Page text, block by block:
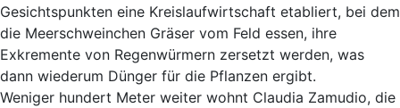
Gesichtspunkten eine Kreislaufwirtschaft etabliert, bei dem
die Meerschweinchen Gräser vom Feld essen, ihre
Exkremente von Regenwürmern zersetzt werden, was
dann wiederum Dünger für die Pflanzen ergibt.
Weniger hundert Meter weiter wohnt Claudia Zamudio, die